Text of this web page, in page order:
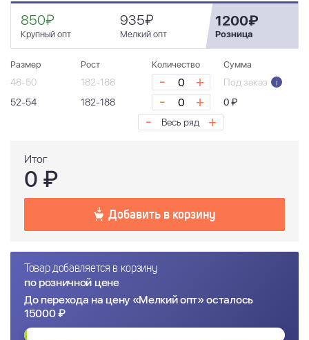
850₽
Крупный опт
935₽
Мелкий опт
1200₽
Розница
Размер Рост Количество Сумма
48-50 182-188 - + Под заказ
i
52-54
182-188 - + 0 ₽
- Весь ряд +
Итог
0 ₽
Добавить в корзину
Товар добавляется в корзину
по розничной цене
До перехода на цену «Мелкий опт» осталось
15000 ₽